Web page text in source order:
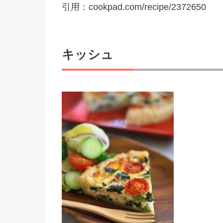
引用：cookpad.com/recipe/2372650
キッシュ